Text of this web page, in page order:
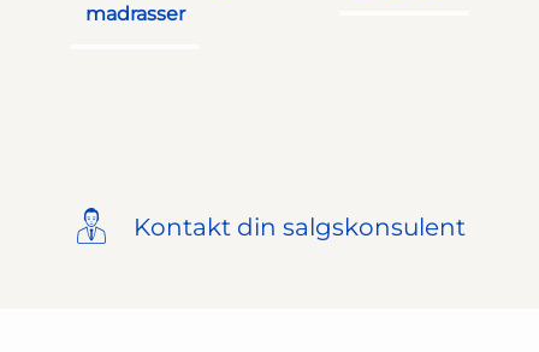
madrasser
Kontakt din salgskonsulent